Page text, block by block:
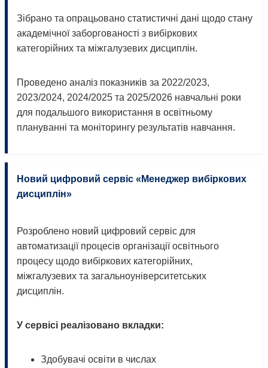
Зібрано та опрацьовано статистичні дані щодо стану
академічної заборгованості з вибіркових
категорійних та міжгалузевих дисциплін.
Проведено аналіз показників за 2022/2023,
2023/2024, 2024/2025 та 2025/2026 навчальні роки
для подальшого використання в освітньому
плануванні та моніторингу результатів навчання.
Новий цифровий сервіс «Менеджер вибіркових
дисциплін»
Розроблено новий цифровий сервіс для
автоматизації процесів організації освітнього
процесу щодо вибіркових категорійних,
міжгалузевих та загальноуніверситетських
дисциплін.
У сервісі реалізовано вкладки:
Здобувачі освіти в числах